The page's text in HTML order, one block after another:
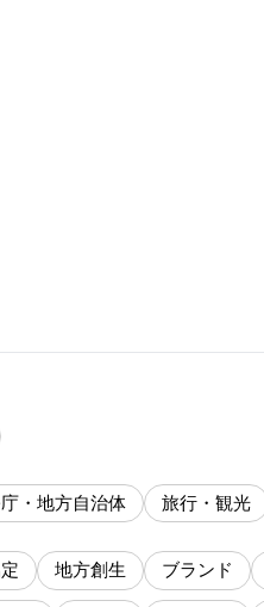
・地方自治体 旅行・観光
地方創生 ブランド